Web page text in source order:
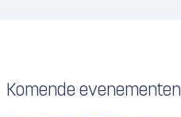
Komende evenementen